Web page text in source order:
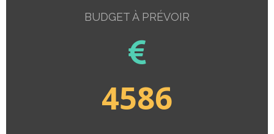
BUDGET À PRÉVOIR
4586